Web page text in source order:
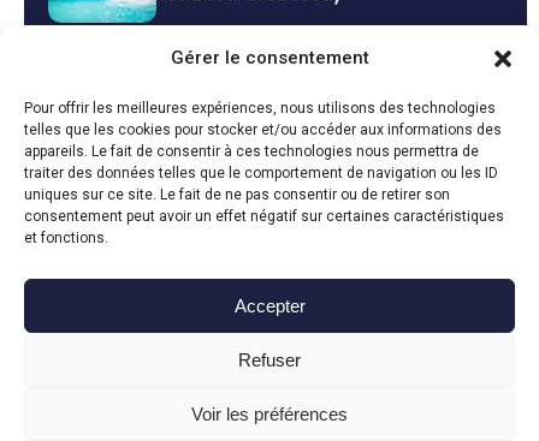
Gérer le consentement
Pour offrir les meilleures expériences, nous utilisons des technologies
telles que les cookies pour stocker et/ou accéder aux informations des
appareils. Le fait de consentir à ces technologies nous permettra de
traiter des données telles que le comportement de navigation ou les ID
uniques sur ce site. Le fait de ne pas consentir ou de retirer son
consentement peut avoir un effet négatif sur certaines caractéristiques
et fonctions.
Accepter
Refuser
Voir les préférences
Bons Plans Voyage : Économisez sur vos
Vacances avec Toody
13 décembre 2024 Bon plans
Toody © 2024
Mentions légales
Politique de cookies